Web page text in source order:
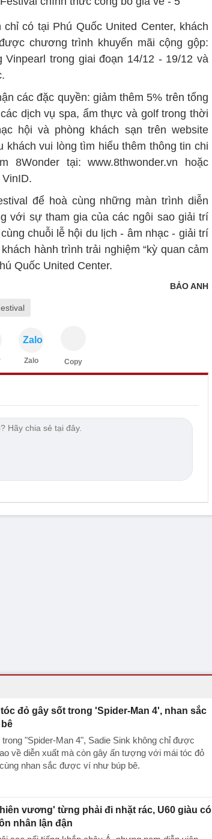
có tại Phú Quốc United Center, khách
chương trình khuyến mãi cộng gộp:
trong giai đoạn 14/12 - 19/12 và
các đặc quyền: giảm thêm 5% trên tổng
dịch vụ spa, ẩm thực và golf trong thời
hội và phòng khách sạn trên website
khách vui lòng tìm hiểu thêm thông tin chi
tại: www.8thwonder.vn hoặc
để hoà cùng những màn trình diễn
với sự tham gia của các ngôi sao giải trí
chuỗi lễ hội du lịch - âm nhạc - giải trí
hành trình trải nghiệm “kỳ quan cảm
Quốc United Center.
BẢO ANH
Zalo
Zalo Copy
tóc đỏ gây sốt trong 'Spider-Man 4', nhan sắc
"Spider-Man 4", Sadie Sink không chỉ được
về diễn xuất mà còn gây ấn tượng với mái tóc đỏ
nhan sắc được ví như búp bê.
vương' từng phải đi nhặt rác, U60 giàu có
nhân lận đận